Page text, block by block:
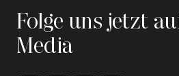
Folge uns jetzt
Media